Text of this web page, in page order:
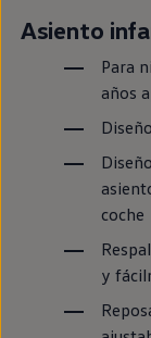
Asiento
Para
años
Diseño
coche
y